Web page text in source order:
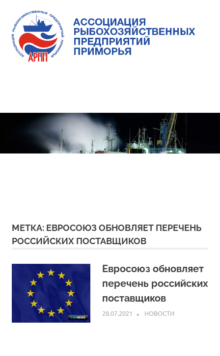
content
предприятий
Приморья
МЕТКА: ЕВРОСОЮЗ ОБНОВЛЯЕТ ПЕРЕЧЕНЬ
РОССИЙСКИХ ПОСТАВЩИКОВ
Евросоюз обновляет
перечень российских
поставщиков
28.07.2021 ARPP
НОВОСТИ